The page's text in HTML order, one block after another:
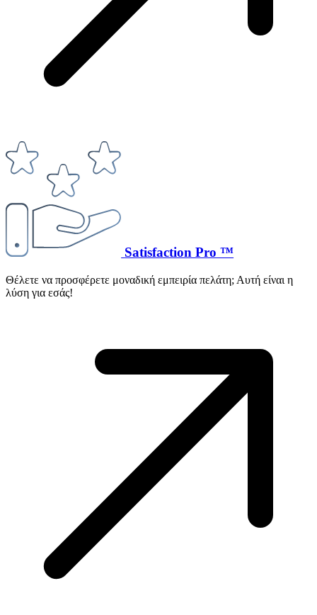
Satisfaction Pro ™
Θέλετε να προσφέρετε μοναδική εμπειρία πελάτη; Αυτή είναι η
λύση για εσάς!